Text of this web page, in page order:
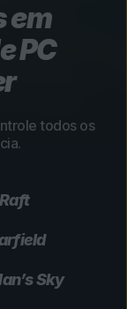
em
PC
todos os
Raft
Sky